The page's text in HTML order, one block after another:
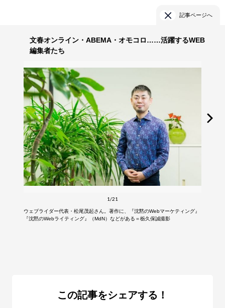
記事ページへ
文春オンライン・ABEMA・オモコロ……活躍するWEB
編集者たち
1/21
ウェブライダー代表・松尾茂起さん。著作に、『沈黙のWebマーケティング』
『沈黙のWebライティング』（MdN）などがある＝栃久保誠撮影
この記事をシェアする！